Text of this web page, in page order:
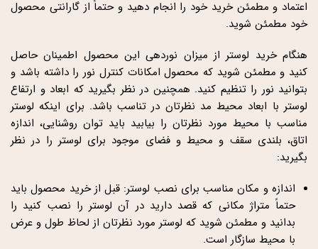
اعتماد و مطمئن خرید خود را انجام دهید و حتماً از گارانتی محصول
خود مطمئن شوید.
هنگام خرید لوستر از میزان نوردهی این محصول اطمینان حاصل
کنید و مطمئن شوید که محصول امکانات کنترل نور را داشته باشد و
بتوانید نور را تنظیم کنید. همچنین در نظر بگیرید که ابعاد و ارتفاع
لوستر با ابعاد محیط مد نظرتان در تناسب باشد. برای اینکه لوستر
مناسب با محیط مورد نظرتان را بیابید باید توان روشنایی، اندازه
اتاق، بلندی سقف و محیط و فضای موجود برای لوستر را در نظر
بگیرید:
اندازه و مکان مناسب برای نصب لوستر: قبل از خرید محصول باید
حتماً متراژ مکانی که قصد دارید در آن لوستر را نصب کنید را
بدانید و مطمئن شوید که لوستر مورد نظرتان از لحاظ طول و عرض
با محیط سازگار است.